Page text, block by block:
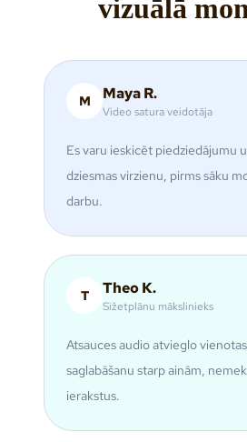
vizuālā
M Maya R.
Video satura veidotāja
Es varu ieskicēt piedziedājumu
dziesmas virzienu, pirms sāku
darbu.
T Theo K.
Sižetplānu mākslinieks
Atsauces audio atvieglo
saglabāšanu starp ainām,
ierakstus.